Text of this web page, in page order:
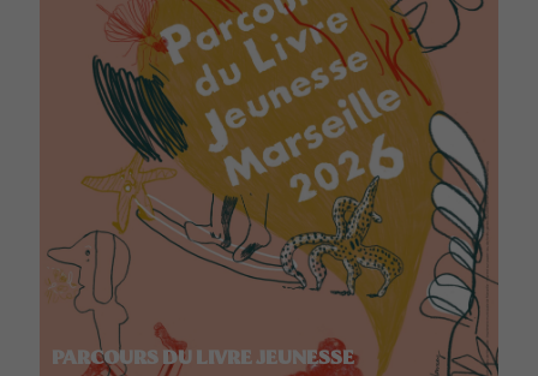
PARCOURS DU LIVRE JEUNESSE